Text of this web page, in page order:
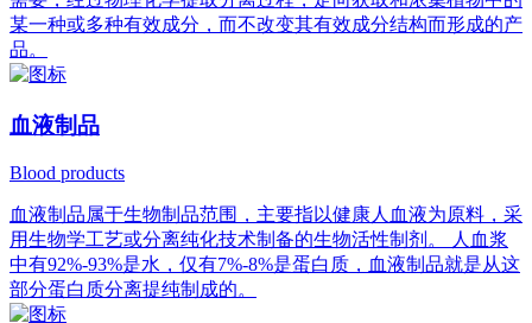
某一种或多种有效成分，而不改变其有效成分结构而形成的产
品。
血液制品
Blood products
血液制品属于生物制品范围，主要指以健康人血液为原料，采
用生物学工艺或分离纯化技术制备的生物活性制剂。 人血浆
中有92%-93%是水，仅有7%-8%是蛋白质，血液制品就是从这
部分蛋白质分离提纯制成的。